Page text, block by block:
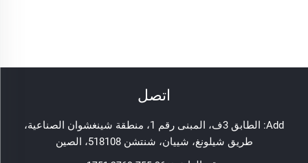
اتصل
Add: الطابق 3ف، المبنى رقم 1، منطقة شينغشوان الصناعية،
طريق شيلونغ، شييان، شنتشن 518108، الصين